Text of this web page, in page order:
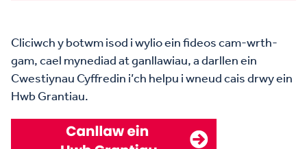
Cliciwch y botwm isod i wylio ein fideos cam-wrth-
gam, cael mynediad at ganllawiau, a darllen ein
Cwestiynau Cyffredin i’ch helpu i wneud cais drwy ein
Hwb Grantiau.